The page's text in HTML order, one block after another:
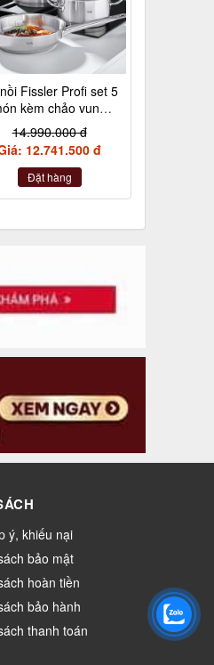
Fissler Profi set 5
kèm chảo vung
made in Germany
14.990.000 đ
12.741.500 đ
Đặt hàng
ý, khiếu nại
bảo mật
hoàn tiền
bảo hành
thanh toán